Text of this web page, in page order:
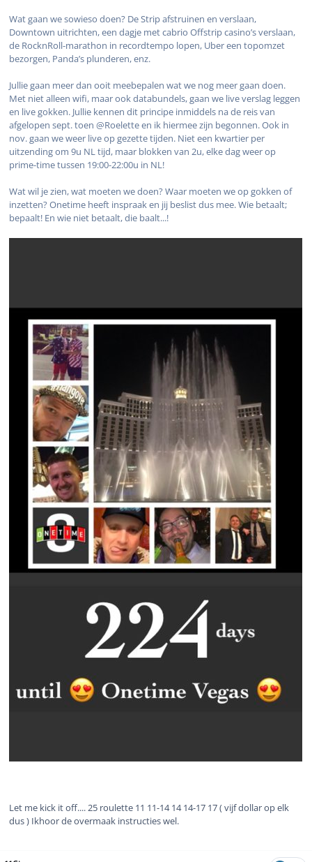
Wat gaan we sowieso doen? De Strip afstruinen en verslaan,
Downtown uitrichten, een dagje met cabrio Offstrip casino’s verslaan,
de RocknRoll-marathon in recordtempo lopen, Uber een topomzet
bezorgen, Panda’s plunderen, enz.
Jullie gaan meer dan ooit meebepalen wat we nog meer gaan doen.
Met niet alleen wifi, maar ook databundels, gaan we live verslag leggen
en live gokken. Jullie kennen dit principe inmiddels na de reis van
afgelopen sept. toen @Roelette en ik hiermee zijn begonnen. Ook in
nov. gaan we weer live op gezette tijden. Niet een kwartier per
uitzending om 9u NL tijd, maar blokken van 2u, elke dag weer op
prime-time tussen 19:00-22:00u in NL!
Wat wil je zien, wat moeten we doen? Waar moeten we op gokken of
inzetten? Onetime heeft inspraak en jij beslist dus mee. Wie betaalt;
bepaalt! En wie niet betaalt, die baalt...!
Let me kick it off.... 25 roulette 11 11-14 14 14-17 17 ( vijf dollar op elk
dus ) Ikhoor de overmaak instructies wel.